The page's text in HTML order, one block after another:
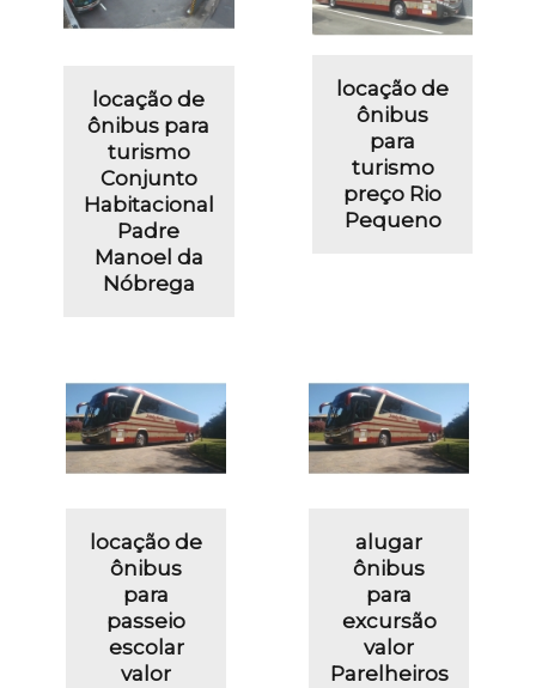
locação de
ônibus para
turismo
Conjunto
Habitacional
Padre
Manoel da
Nóbrega
locação de
ônibus
para
turismo
preço Rio
Pequeno
locação de
ônibus
para
passeio
escolar
valor
alugar
ônibus
para
excursão
valor
Parelheiros